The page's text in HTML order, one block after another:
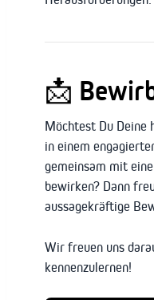
📩
Möchtest Du Deine
in einem
gemeinsam mit
bewirken? Dann
aussagekräftige
Wir freuen uns
kennenzulernen!